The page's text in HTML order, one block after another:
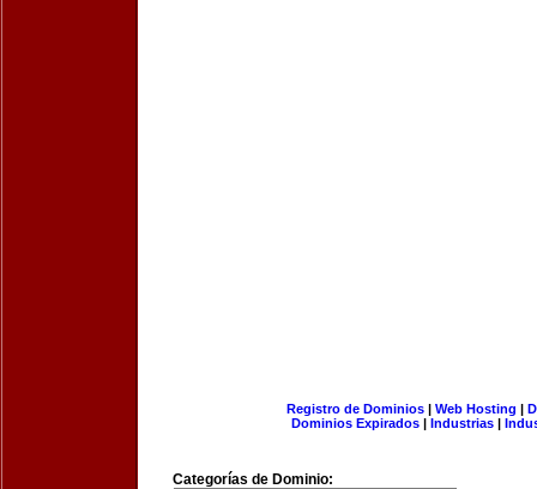
Registro de Dominios| Web Hosting |
Dominios Expirados | Industrias |
Categorías de Dominio: